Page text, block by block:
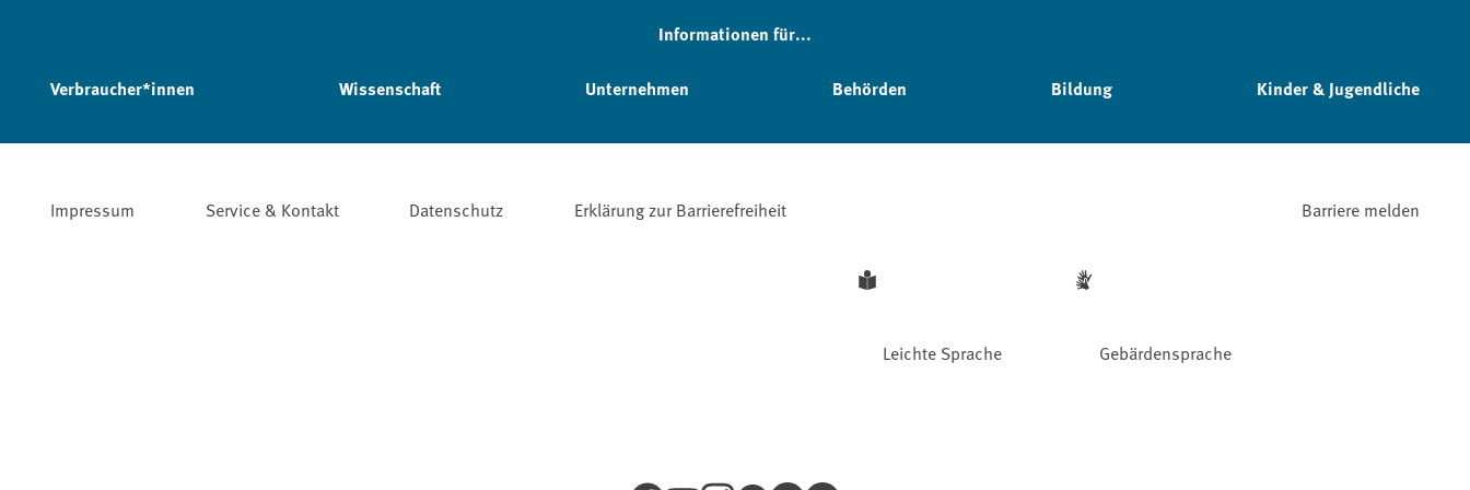
Informationen für...
Verbraucher*innen Wissenschaft Unternehmen Behörden Bildung Kinder & Jugendliche
Impressum Service & Kontakt Datenschutz Erklärung zur Barrierefreiheit
Leichte Sprache Gebärdensprache
Barriere melden